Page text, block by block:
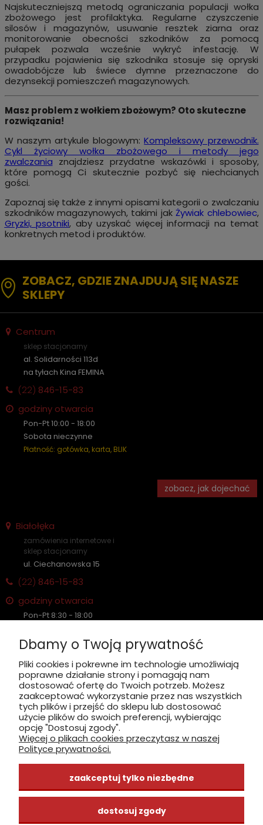
Najskuteczniejszą metodą ograniczania populacji wołka
zbożowego jest profilaktyka. Regularne czyszczenie
silosów i magazynów, usuwanie resztek ziarna oraz
monitorowanie obecności szkodników za pomocą
pułapek pozwala wcześnie wykryć infestację. W
przypadku pojawienia się szkodnika stosuje się opryski
owadobójcze lub świece dymne przeznaczone do
dezynsekcji pomieszczeń magazynowych.
Masz problem z wołkiem zbożowym? Oto skuteczne
rozwiązania!
W naszym artykule blogowym:Kompleksowy przewodnik.
Cykl życiowy wołka zbożowego i metody jego
zwalczania znajdziesz przydatne wskazówki i sposoby,
które pomogą Ci skutecznie pozbyć się niechcianych
gości.
Zapoznaj się także z innymi opisami kategorii o zwalczaniu
szkodników magazynowych, takimi jakŻywiak chlebowiec,
Gryzki, psotniki, aby uzyskać więcej informacji na temat
konkretnych metod i produktów.
ZOBACZ, GDZIE ZNAJDUJĄ SIĘ NASZE
SKLEPY
Centrum
sklep stacjonarny
al. Solidarności 113d
na tyłach Kina FEMINA
(22) 846-15-83
godziny otwarcia
Pon-Pt 10:00 - 18:00
Sobota nieczynne
Płatność: gotówka, karta, BLIK
zobacz, jak dojechać
Białołęka
zamówienia internetowe i
sklep stacjonarny
ul. Ciechanowska 15
(22) 846-15-83
godziny otwarcia
Pon-Pt 8:30 - 18:00
Płatność: gotówka, karta, BLIK
zobacz, jak dojechać
INFORMACJE
ZAKUPY
CENTRUM WIEDZY
Dbamy o Twoją prywatność
Pliki cookies i pokrewne im technologie umożliwiają
poprawne działanie strony i pomagają nam
dostosować ofertę do Twoich potrzeb. Możesz
zaakceptować wykorzystanie przez nas wszystkich
tych plików i przejść do sklepu lub dostosować
użycie plików do swoich preferencji, wybierając
opcję "Dostosuj zgody".
Więcej o plikach cookies przeczytasz w naszej
Polityce prywatności.
zaakceptuj tylko niezbędne
dostosuj zgody